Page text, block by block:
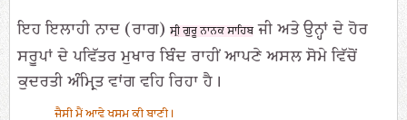
ਇਹ ਇਲਾਹੀ ਨਾਦ (ਰਾਗ)ਸ੍ਰੀ ਗੁਰੂ ਨਾਨਕ ਸਾਹਿਬ ਜੀ ਅਤੇ ਉਨ੍ਹਾਂ ਦੇ ਹੋਰ
ਸਰੂਪਾਂ ਦੇ ਪਵਿੱਤਰ ਮੁਖਾਰ ਬਿੰਦ ਰਾਹੀਂ ਆਪਣੇ ਅਸਲ ਸੋਮੇ ਵਿੱਚੋਂ
ਕੁਦਰਤੀ ਅੰਮ੍ਰਿਤ ਵਾਂਗ ਵਹਿ ਰਿਹਾ ਹੈ।
ਜੈਸੀ ਮੈਂ ਆਵੇ ਖਸਮ ਕੀ ਬਾਣੀ।